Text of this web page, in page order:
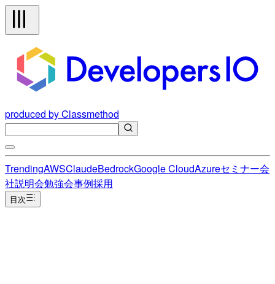
produced by Classmethod
TrendingAWSClaudeBedrockGoogle CloudAzureセミナー会
社説明会勉強会事例採用
目次